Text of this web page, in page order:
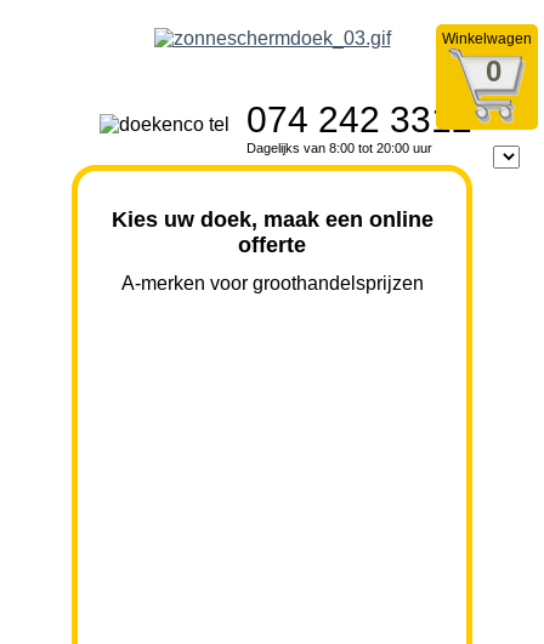
Winkelwagen
0
074 242 3312
Dagelijks van 8:00 tot 20:00 uur
Kies uw doek, maak een online
offerte
A-merken voor groothandelsprijzen